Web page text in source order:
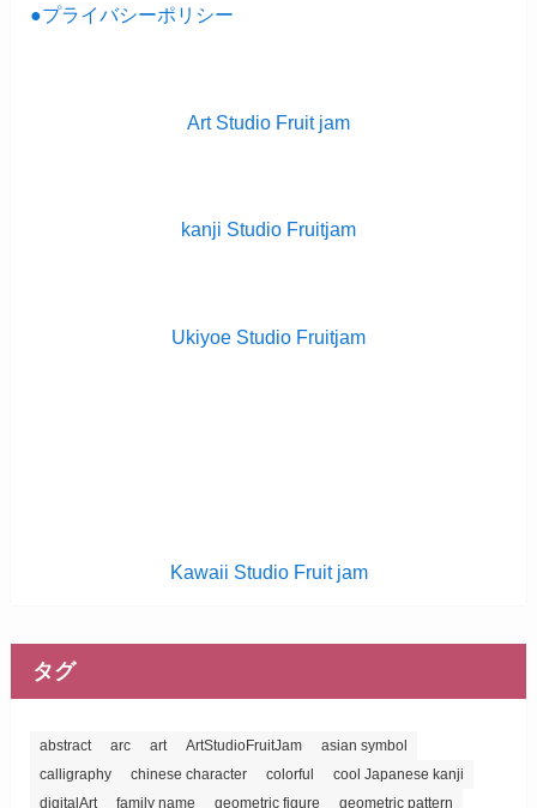
●プライバシーポリシー
Art Studio Fruit jam
kanji Studio Fruitjam
Ukiyoe Studio Fruitjam
Kawaii Studio Fruit jam
タグ
abstract arc art ArtStudioFruitJam
asian symbol
calligraphy
chinese character colorful
cool Japanese kanji
digitalArt
family name geometric figure geometric pattern